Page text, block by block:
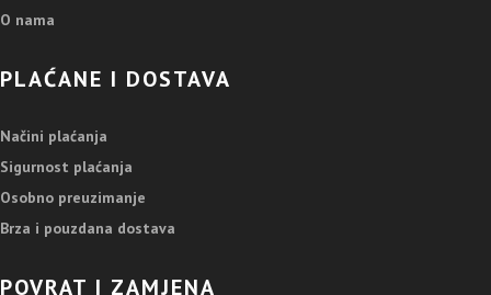
O nama
PLAĆANE I DOSTAVA
Načini plaćanja
Sigurnost plaćanja
Osobno preuzimanje
Brza i pouzdana dostava
POVRAT I ZAMJENA